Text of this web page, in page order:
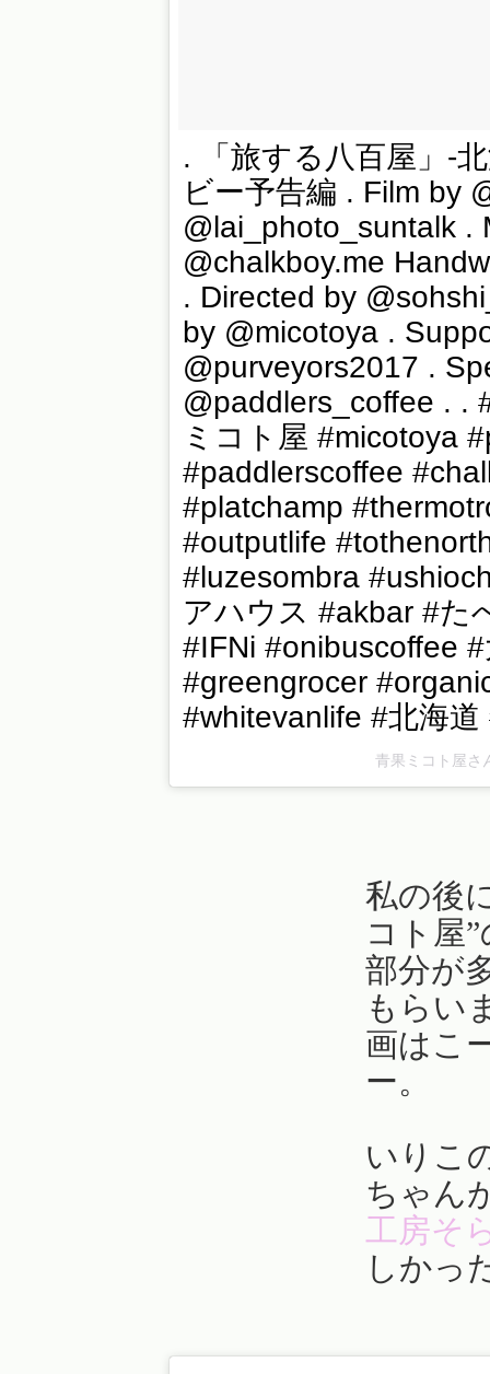
. 「旅する八百屋」-
ビー予告編 . Film by
@lai_photo_suntalk .
@chalkboy.me
. Directed by
by @micotoya .
@purveyors2017 .
@paddlers_coffee . .
ミコト屋 #micotoya
#paddlerscoffee
#platchamp
#outputlife
#luzesombra
アハウス #akbar #た
#IFNi #onibuscoffee
#greengrocer
#whitevanlife #北海道
青果ミコト屋さ
私の後
コト屋
部分が
もらい
画はこ
ー。
いりこ
ちゃん
工房そ
しかっ